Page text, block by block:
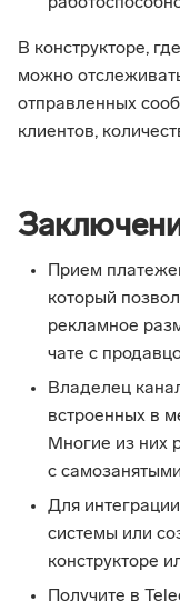
В конструкторе,
можно
отправленных
клиентов,
Прием
который
рекламное
чате с
Владелец
встроенных в
Многие из них
с
Для
системы или
конструкторе
Получите в